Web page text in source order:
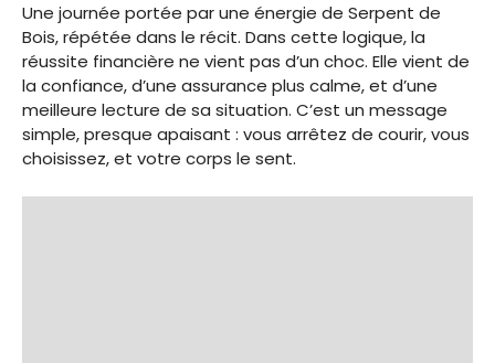
Une journée portée par une énergie de Serpent de
Bois, répétée dans le récit. Dans cette logique, la
réussite financière ne vient pas d’un choc. Elle vient de
la confiance, d’une assurance plus calme, et d’une
meilleure lecture de sa situation. C’est un message
simple, presque apaisant : vous arrêtez de courir, vous
choisissez, et votre corps le sent.